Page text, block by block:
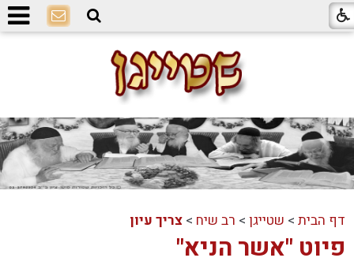
דף הבית > שטייגן > רב שיח >צריך עיון
פיוט "אשר הניא"